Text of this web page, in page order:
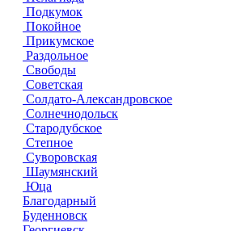
Подкумок
Покойное
Прикумское
Раздольное
Свободы
Советская
Солдато-Александровское
Солнечнодольск
Стародубское
Степное
Суворовская
Шаумянский
Юца
Благодарный
Буденновск